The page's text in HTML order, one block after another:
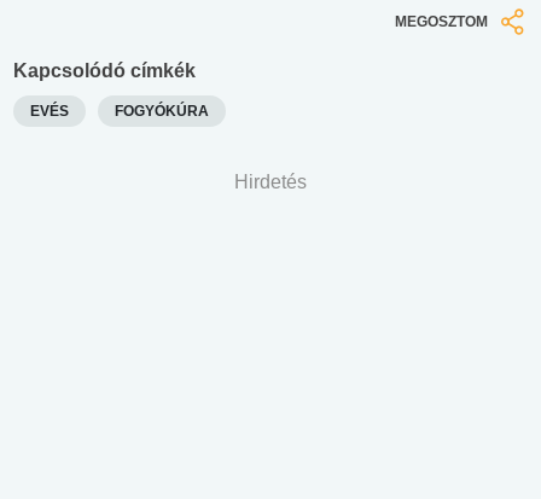
MEGOSZTOM
Kapcsolódó címkék
EVÉS FOGYÓKÚRA
Hirdetés